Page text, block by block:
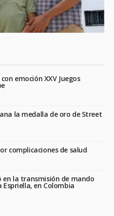
emoción XXV Juegos
la medalla de oro de Street
complicaciones de salud
en la transmisión de mando
Espriella, en Colombia